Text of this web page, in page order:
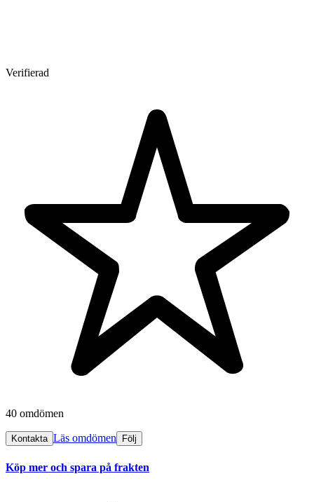
Verifierad
40 omdömen
Kontakta Läs omdömen Följ
Köp mer och spara på frakten